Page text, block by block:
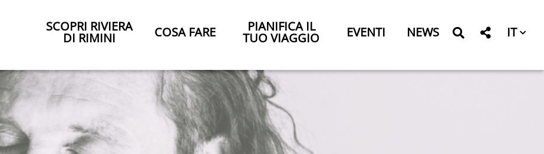
SCOPRI RIVIERA
DI RIMINI COSA FARE PIANIFICA IL
TUO VIAGGIO EVENTI NEWS IT